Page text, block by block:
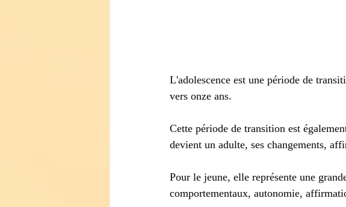
L'adolescence est une période de
vers onze ans.
Cette période de transition est
devient un adulte, ses changements,
Pour le jeune, elle représente une
comportementaux, autonomie,